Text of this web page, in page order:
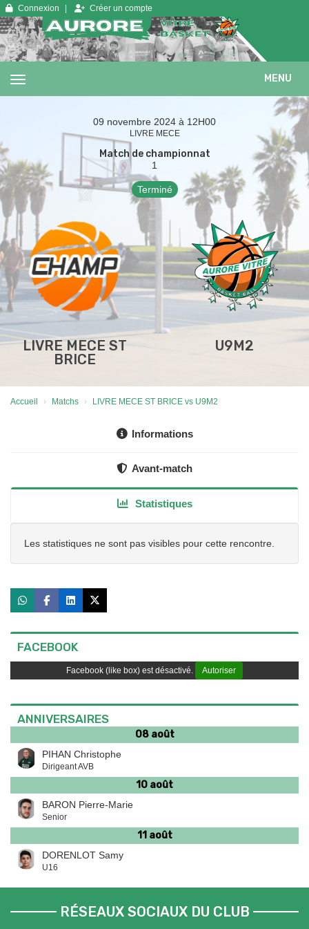
Connexion Créer un compte
MENU
09 novembre 2024 à 12H00
LIVRE MECE
Match de championnat
1
Terminé
LIVRE MECE ST
BRICE
U9M2
Accueil Matchs LIVRE MECE ST BRICE vs U9M2
Informations
Avant-match
Statistiques
Les statistiques ne sont pas visibles pour cette rencontre.
FACEBOOK
Facebook (like box) est désactivé. Autoriser
ANNIVERSAIRES
08 août
PIHAN Christophe
Dirigeant AVB
10 août
BARON Pierre-Marie
Senior
11 août
DORENLOT Samy
U16
RÉSEAUX SOCIAUX DU CLUB
Panneau de gestion des cookies